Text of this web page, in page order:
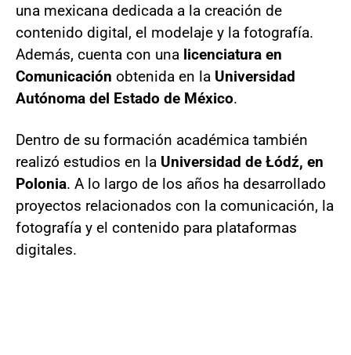
una mexicana dedicada a la creación de
contenido digital, el modelaje y la fotografía.
Además, cuenta con una licenciatura en
Comunicación obtenida en la Universidad
Autónoma del Estado de México.
Dentro de su formación académica también
realizó estudios en la Universidad de Łódź, en
Polonia. A lo largo de los años ha desarrollado
proyectos relacionados con la comunicación, la
fotografía y el contenido para plataformas
digitales.